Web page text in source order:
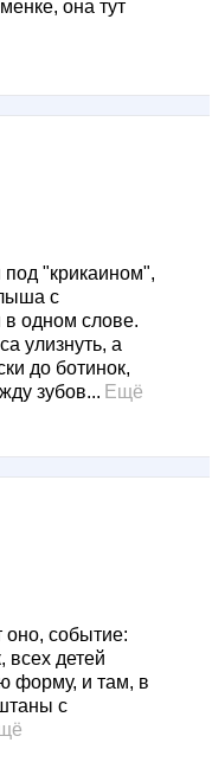
она тут
под "крикаином",
с
в одном слове.
улизнуть, а
до ботинок,
зубов... Ещё
оно, событие:
всех детей
форму, и там, в
с